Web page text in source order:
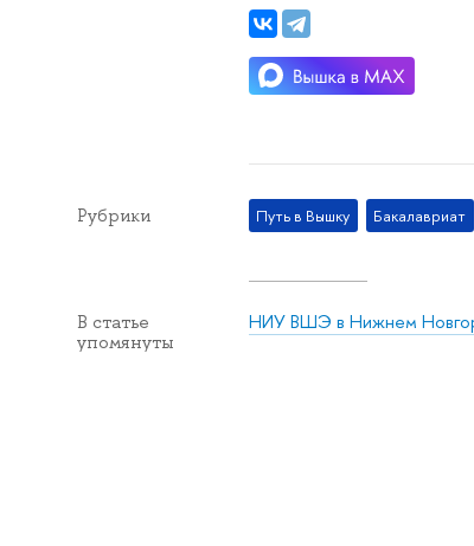
Рубрики Путь в Вышку Бакалавриат
В статье
упомянуты
НИУ ВШЭ в Нижнем